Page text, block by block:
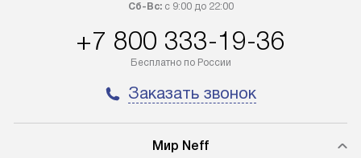
Сб-Вс:с 9:00 до 22:00
+7 800 333-19-36
Бесплатно по России
Заказать звонок
Мир Neff